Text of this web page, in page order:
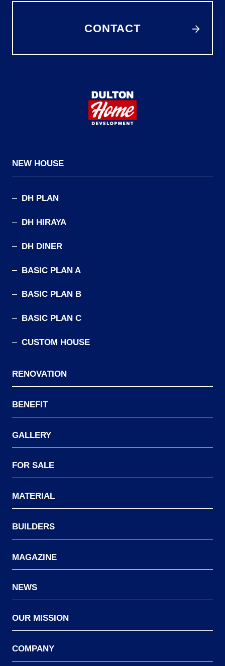
CONTACT
NEW HOUSE
DH PLAN
DH HIRAYA
DH DINER
BASIC PLAN A
BASIC PLAN B
BASIC PLAN C
CUSTOM HOUSE
RENOVATION
BENEFIT
GALLERY
FOR SALE
MATERIAL
BUILDERS
MAGAZINE
NEWS
OUR MISSION
COMPANY